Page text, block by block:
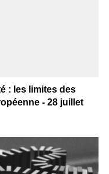
: les limites des
- 28 juillet